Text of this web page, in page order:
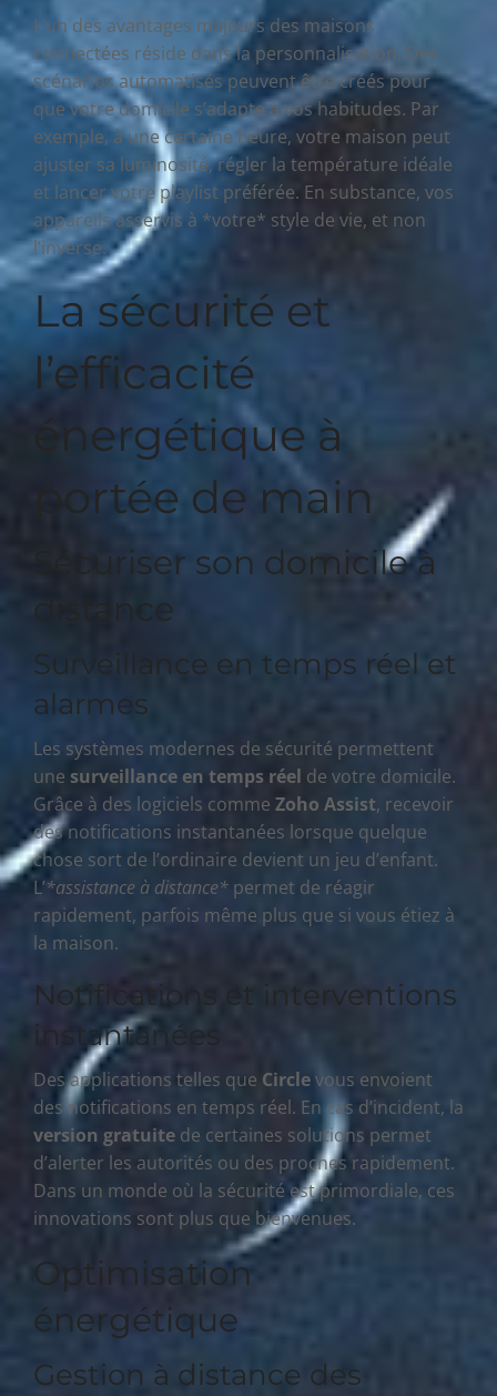
L’un des avantages majeurs des maisons
connectées réside dans la personnalisation. Des
scénarios automatisés peuvent être créés pour
que votre domicile s’adapte à vos habitudes. Par
exemple, à une certaine heure, votre maison peut
ajuster sa luminosité, régler la température idéale
et lancer votre playlist préférée. En substance, vos
appareils asservis à *votre* style de vie, et non
l’inverse.
La sécurité et
l’efficacité
énergétique à
portée de main
Sécuriser son domicile à
distance
Surveillance en temps réel et
alarmes
Les systèmes modernes de sécurité permettent
une surveillance en temps réel de votre domicile.
Grâce à des logiciels comme Zoho Assist, recevoir
des notifications instantanées lorsque quelque
chose sort de l’ordinaire devient un jeu d’enfant.
L’*assistance à distance* permet de réagir
rapidement, parfois même plus que si vous étiez à
la maison.
Notifications et interventions
instantanées
Des applications telles que Circlevous envoient
des notifications en temps réel. En cas d’incident, la
version gratuite de certaines solutions permet
d’alerter les autorités ou des proches rapidement.
Dans un monde où la sécurité est primordiale, ces
innovations sont plus que bienvenues.
Optimisation
énergétique
Gestion à distance des